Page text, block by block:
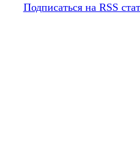
Подписаться на RSS